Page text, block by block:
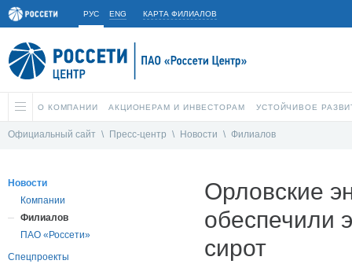
РУС ENG КАРТА ФИЛИАЛОВ
О КОМПАНИИ АКЦИОНЕРАМ И ИНВЕСТОРАМ УСТОЙЧИВОЕ
Официальный сайт \ Пресс-центр \ Новости \ Филиалов
Новости
Компании
Филиалов
ПАО «Россети»
Спецпроекты
Орловские
обеспечили
сирот